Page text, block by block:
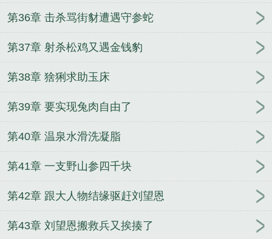
第36章 击杀骂街豺遭遇守参蛇
第37章 射杀松鸡又遇金钱豹
第38章 猞猁求助玉床
第39章 要实现兔肉自由了
第40章 温泉水滑洗凝脂
第41章 一支野山参四千块
第42章 跟大人物结缘驱赶刘望恩
第43章 刘望恩搬救兵又挨揍了